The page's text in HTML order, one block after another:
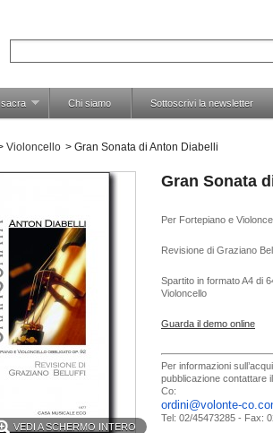
Chi siamo Sottoscrivi la newsletter
Violoncello > Gran Sonata di Anton Diabelli
VEDI A SCHERMO INTERO
Gran Sonata
Per Fortepiano e
Revisione di Graziano
Spartito in formato A4 di
Violoncello
Guarda il demo online
Per informazioni
pubblicazione contattare
Co:
ordini@volonte-
Tel: 02/45473285 - Fax: